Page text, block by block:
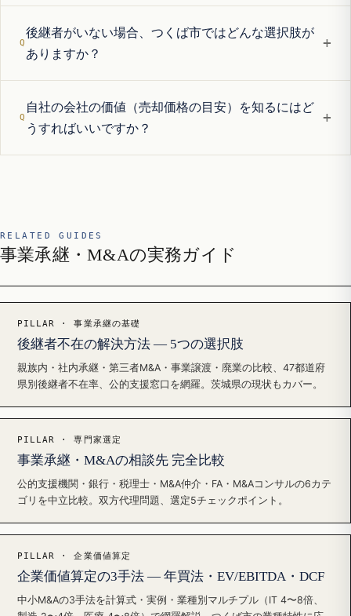
後継者がいない場合、つくば市ではどんな選択肢が
ありますか？
+
自社の会社の価値（売却価格の目安）を知るにはど
うすればいいですか？
+
RELATED GUIDES
事業承継・M&Aの実務ガイド
PILLAR · 事業承継の基礎
後継者不在の解決方法 — 5つの選択肢
親族内・社内承継・第三者M&A・事業譲渡・廃業の比較、47都道府
県別後継者不在率、公的支援窓口を網羅。茨城県の現状もカバー。
PILLAR · 専門家選定
事業承継・M&Aの相談先 完全比較
公的支援機関・銀行・税理士・M&A仲介・FA・M&Aコンサルの6カテ
ゴリを中立比較。双方代理問題、選定5チェックポイント。
PILLAR · 企業価値算定
企業価値算定の3手法 — 年買法・EV/EBITDA・DCF
中小M&Aの3手法を計算式・実例・業種別マルチプル（IT 4〜8倍、